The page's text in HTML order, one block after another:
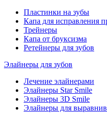
Пластинки на зубы
Капа для исправления
Трейнеры
Капа от бруксизма
Ретейнеры для зубов
Элайнеры для зубов
Лечение элайнерами
Элайнеры Star Smile
Элайнеры 3D Smile
Элайнеры для